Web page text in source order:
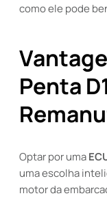
como ele pode
Penta
Optar por uma
uma escolha
motor da